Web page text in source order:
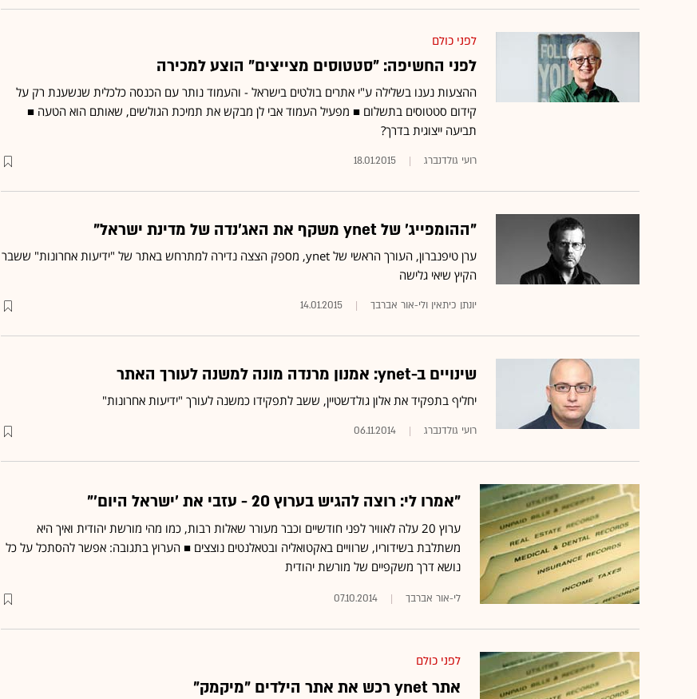
לפני כולם
לפני החשיפה: "סטטוסים מצייצים" הוצע למכירה
ההצעות נענו בשלילה ע"י אתרים בולטים בישראל - והעמוד נותר עם הכנסה כלכלית שנשענת רק על
קידום סטטוסים בתשלום ■ מפעיל העמוד אבי לן מבקש את תמיכת הגולשים, שאותם הוא הטעה ■
תביעה ייצוגית בדרך?
רועי גולדנברג 18.01.2015
"ההומפייג' של ynet משקף את האג'נדה של מדינת ישראל"
ערן טיפנברון, העורך הראשי של ynet, מספק הצצה נדירה למתרחש באתר של "ידיעות אחרונות" ששבר
הקיץ שיאי גלישה
יונתן כיתאין ולי-אור אברבך 14.01.2015
שינויים ב-ynet: אמנון מרנדה מונה למשנה לעורך האתר
יחליף בתפקיד את אלון גולדשטיין, ששב לתפקידו כמשנה לעורך "ידיעות אחרונות"
רועי גולדנברג 06.11.2014
"אמרו לי: רוצה להגיש בערוץ 20 - עזבי את 'ישראל היום'"
‎ערוץ 20 עלה לאוויר לפני חודשיים וכבר מעורר שאלות רבות, כמו מהי מורשת יהודית ואיך היא
משתלבת בשידוריו, שרוויים באקטואליה ובטאלנטים נוצצים ■ הערוץ בתגובה: אפשר להסתכל על כל
נושא דרך משקפיים של מורשת יהודית
לי-אור אברבך 07.10.2014
לפני כולם
אתר ynet רכש את אתר הילדים "מיקמק"